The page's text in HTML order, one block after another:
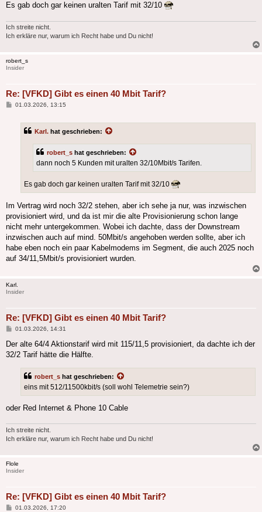
Es gab doch gar keinen uralten Tarif mit 32/10
Ich streite nicht.
Ich erkläre nur, warum ich Recht habe und Du nicht!
robert_s
Insider
Re: [VFKD] Gibt es einen 40 Mbit Tarif?
Beitrag
01.03.2026, 13:15
Karl. hat geschrieben:
robert_s hat geschrieben:
dann noch 5 Kunden mit uralten 32/10Mbit/s Tarifen.
Es gab doch gar keinen uralten Tarif mit 32/10
Im Vertrag wird noch 32/2 stehen, aber ich sehe ja nur, was inzwischen
provisioniert wird, und da ist mir die alte Provisionierung schon lange
nicht mehr untergekommen. Wobei ich dachte, dass der Downstream
inzwischen auch auf mind. 50Mbit/s angehoben werden sollte, aber ich
habe eben noch ein paar Kabelmodems im Segment, die auch 2025 noch
auf 34/11,5Mbit/s provisioniert wurden.
Karl.
Insider
Re: [VFKD] Gibt es einen 40 Mbit Tarif?
Beitrag
01.03.2026, 14:31
Der alte 64/4 Aktionstarif wird mit 115/11,5 provisioniert, da dachte ich der
32/2 Tarif hätte die Hälfte.
robert_s hat geschrieben:
eins mit 512/11500kbit/s (soll wohl Telemetrie sein?)
oder Red Internet & Phone 10 Cable
Ich streite nicht.
Ich erkläre nur, warum ich Recht habe und Du nicht!
Flole
Insider
Re: [VFKD] Gibt es einen 40 Mbit Tarif?
Beitrag
01.03.2026, 17:20